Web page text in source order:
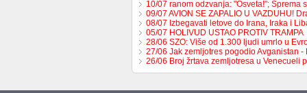
10/07 ranom odzvanja: "Osveta!"; Sprema
09/07 AVION SE ZAPALIO U VAZDUHU!
08/07 Izbegavati letove do Irana, Iraka i
05/07 HOLIVUD USTAO PROTIV TRAMPA
28/06 SZO: Više od 1.300 ljudi umrlo u
27/06 Jak zemljotres pogodio Avganistan
26/06 Broj žrtava zemljotresa u Venecueli